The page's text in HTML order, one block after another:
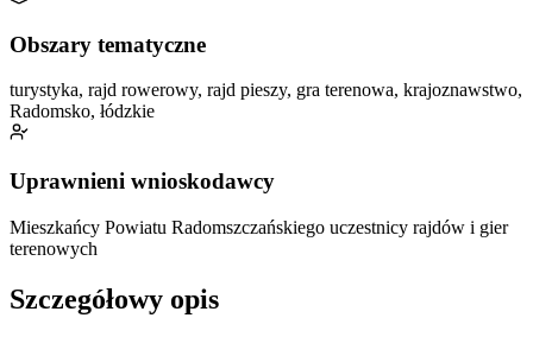
Obszary tematyczne
turystyka, rajd rowerowy, rajd pieszy, gra terenowa, krajoznawstwo,
Radomsko, łódzkie
Uprawnieni wnioskodawcy
Mieszkańcy Powiatu Radomszczańskiego uczestnicy rajdów i gier
terenowych
Szczegółowy opis